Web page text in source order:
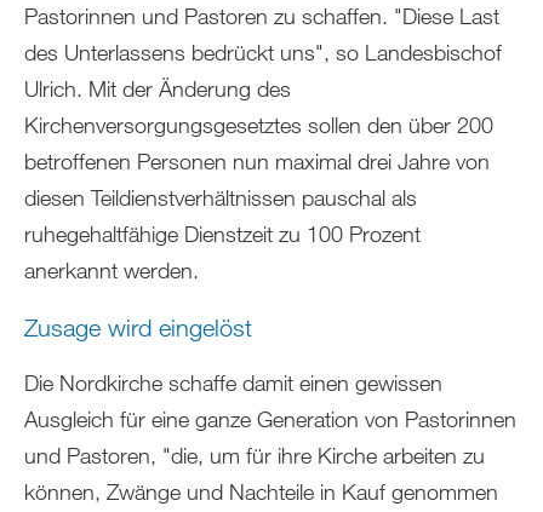
Pastorinnen und Pastoren zu schaffen. "Diese Last
des Unterlassens bedrückt uns", so Landesbischof
Ulrich. Mit der Änderung des
Kirchenversorgungsgesetztes sollen den über 200
betroffenen Personen nun maximal drei Jahre von
diesen Teildienstverhältnissen pauschal als
ruhegehaltfähige Dienstzeit zu 100 Prozent
anerkannt werden.
Zusage wird eingelöst
Die Nordkirche schaffe damit einen gewissen
Ausgleich für eine ganze Generation von Pastorinnen
und Pastoren, "die, um für ihre Kirche arbeiten zu
können, Zwänge und Nachteile in Kauf genommen